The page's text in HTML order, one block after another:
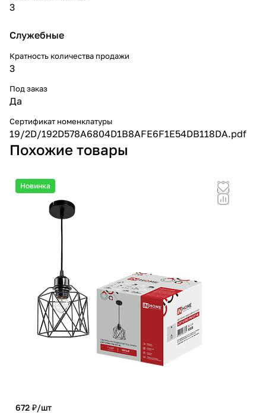
3
Служебные
Кратность количества продажи
3
Под заказ
Да
Сертификат номенклатуры
19/2D/192D578A6804D1B8AFE6F1E54DB118DA.pdf
Похожие товары
Новинка
672 ₽/шт